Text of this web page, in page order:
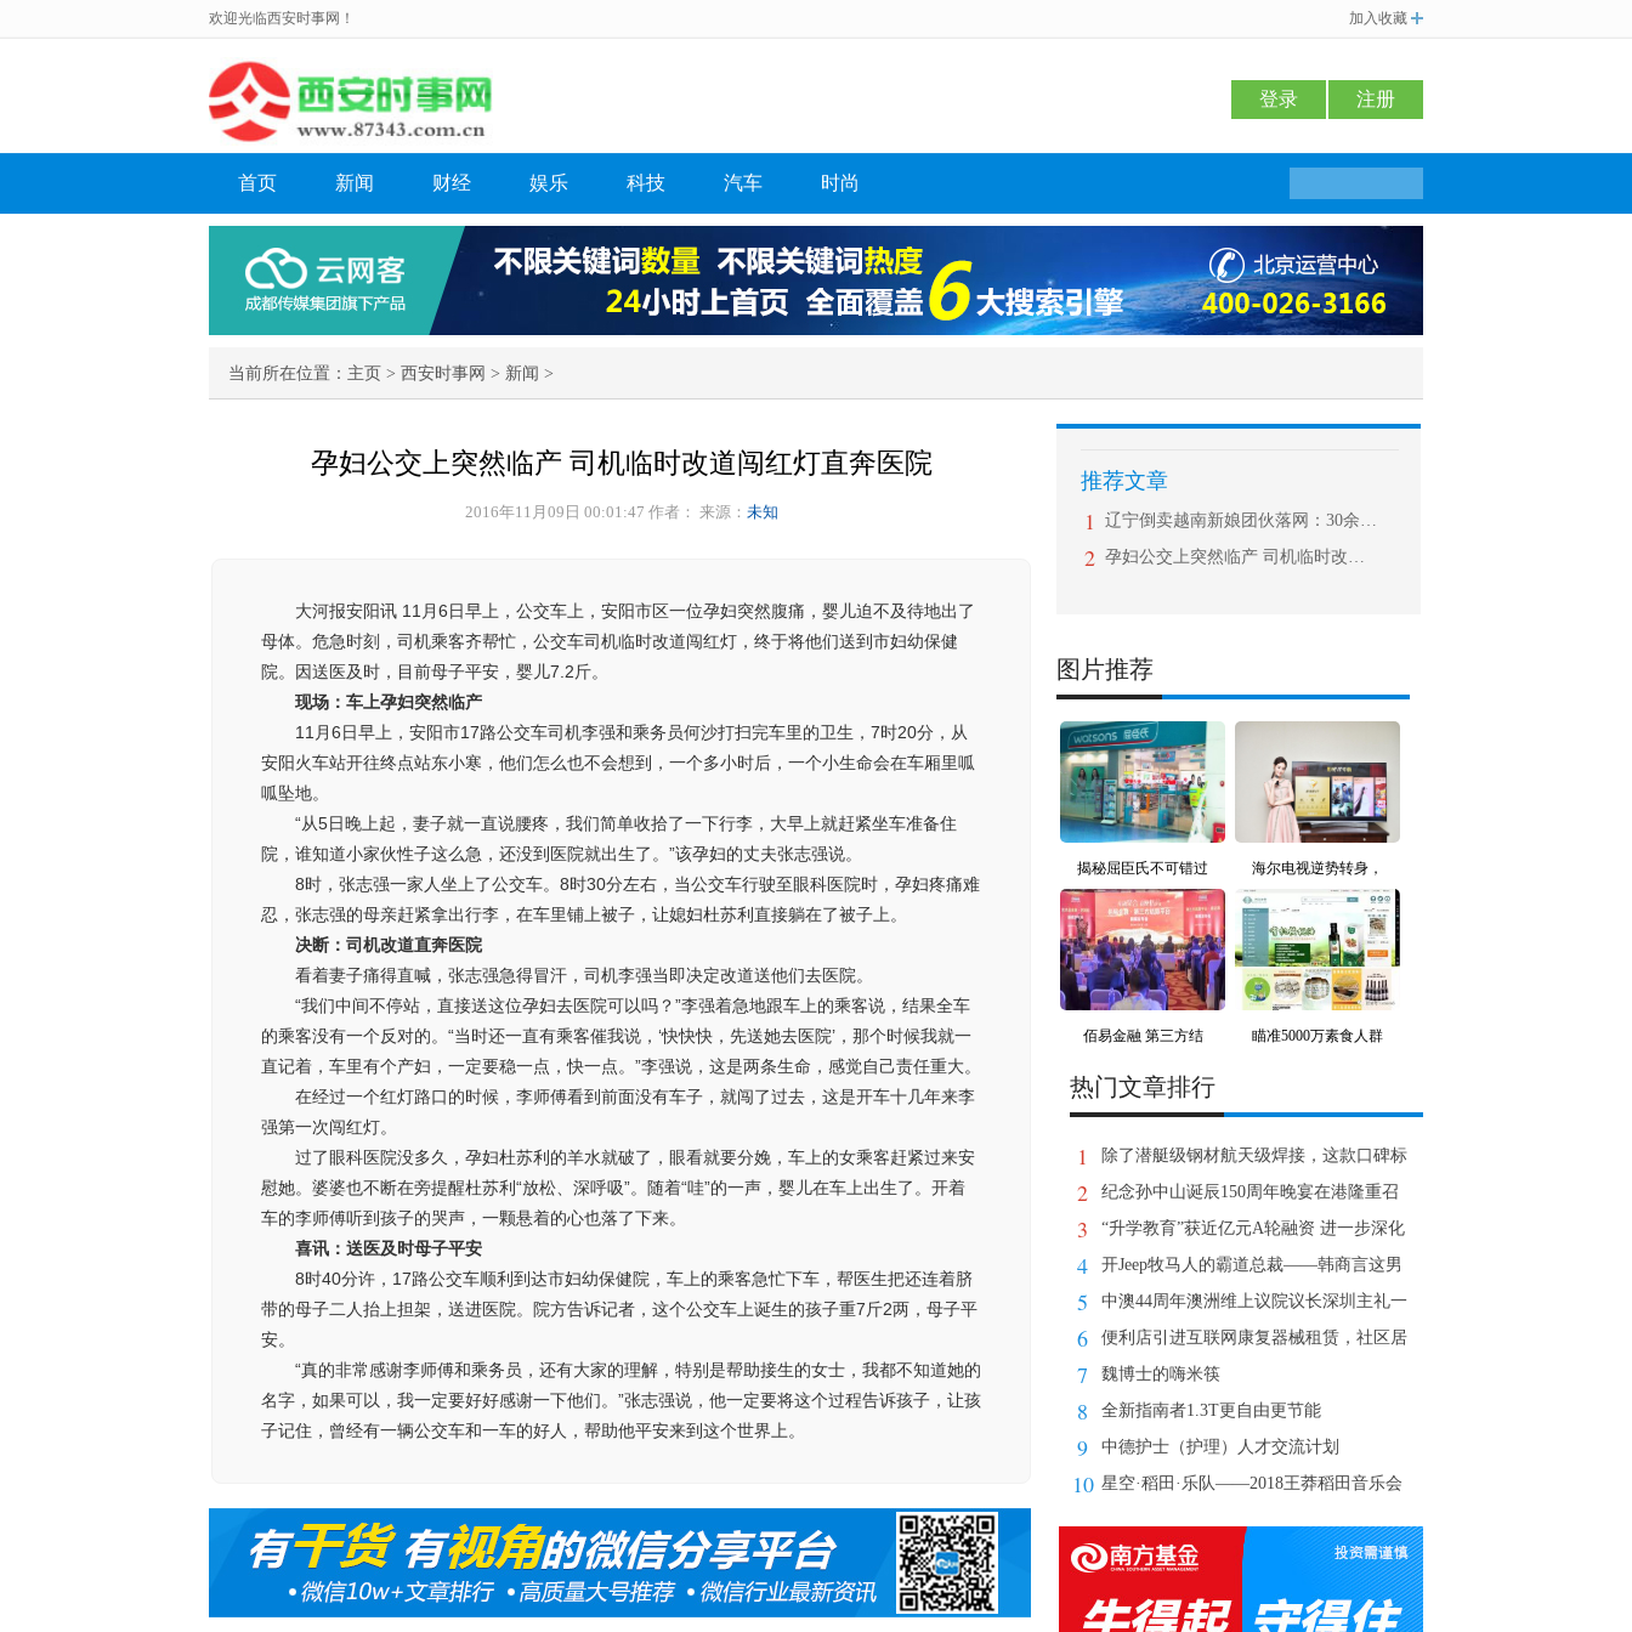
欢迎光临西安时事网！ 加入收藏
登录 注册
首页 新闻 财经 娱乐 科技 汽车 时尚
当前所在位置： 主页 > 西安时事网 > 新闻 >
孕妇公交上突然临产 司机临时改道闯红灯直奔医院
2016年11月09日 00:01:47 作者： 来源： 未知
大河报安阳讯 11月6日早上，公交车上，安阳市区一位孕妇突然腹痛，婴儿迫不及待地出了
母体。危急时刻，司机乘客齐帮忙，公交车司机临时改道闯红灯，终于将他们送到市妇幼保健
院。因送医及时，目前母子平安，婴儿7.2斤。
现场：车上孕妇突然临产
11月6日早上，安阳市17路公交车司机李强和乘务员何沙打扫完车里的卫生，7时20分，从
安阳火车站开往终点站东小寒，他们怎么也不会想到，一个多小时后，一个小生命会在车厢里呱
呱坠地。
“从5日晚上起，妻子就一直说腰疼，我们简单收拾了一下行李，大早上就赶紧坐车准备住
院，谁知道小家伙性子这么急，还没到医院就出生了。”该孕妇的丈夫张志强说。
8时，张志强一家人坐上了公交车。8时30分左右，当公交车行驶至眼科医院时，孕妇疼痛难
忍，张志强的母亲赶紧拿出行李，在车里铺上被子，让媳妇杜苏利直接躺在了被子上。
决断：司机改道直奔医院
看着妻子痛得直喊，张志强急得冒汗，司机李强当即决定改道送他们去医院。
“我们中间不停站，直接送这位孕妇去医院可以吗？”李强着急地跟车上的乘客说，结果全车
的乘客没有一个反对的。“当时还一直有乘客催我说，‘快快快，先送她去医院’，那个时候我就一
直记着，车里有个产妇，一定要稳一点，快一点。”李强说，这是两条生命，感觉自己责任重大。
在经过一个红灯路口的时候，李师傅看到前面没有车子，就闯了过去，这是开车十几年来李
强第一次闯红灯。
过了眼科医院没多久，孕妇杜苏利的羊水就破了，眼看就要分娩，车上的女乘客赶紧过来安
慰她。婆婆也不断在旁提醒杜苏利“放松、深呼吸”。随着“哇”的一声，婴儿在车上出生了。开着
车的李师傅听到孩子的哭声，一颗悬着的心也落了下来。
喜讯：送医及时母子平安
8时40分许，17路公交车顺利到达市妇幼保健院，车上的乘客急忙下车，帮医生把还连着脐
带的母子二人抬上担架，送进医院。院方告诉记者，这个公交车上诞生的孩子重7斤2两，母子平
安。
“真的非常感谢李师傅和乘务员，还有大家的理解，特别是帮助接生的女士，我都不知道她的
名字，如果可以，我一定要好好感谢一下他们。”张志强说，他一定要将这个过程告诉孩子，让孩
子记住，曾经有一辆公交车和一车的好人，帮助他平安来到这个世界上。
推荐文章
1 辽宁倒卖越南新娘团伙落网：30余位“新娘”被卖
2 孕妇公交上突然临产 司机临时改道闯红灯直奔医院
图片推荐
揭秘屈臣氏不可错过 海尔电视逆势转身，
佰易金融 第三方结 瞄准5000万素食人群
热门文章排行
1
除了潜艇级钢材航天级焊接，这款口碑标
杆的SUV凭
2
纪念孙中山诞辰150周年晚宴在港隆重召
开
3
“升学教育”获近亿元A轮融资 进一步深化
内容打造
4
开Jeep牧马人的霸道总裁——韩商言这男
人上头！
5
中澳44周年澳洲维上议院议长深圳主礼一
带一路启动
6
便利店引进互联网康复器械租赁，社区居
家养老更方
7 魏博士的嗨米筷
8 全新指南者1.3T更自由更节能
9 中德护士（护理）人才交流计划
10 星空·稻田·乐队——2018王莽稻田音乐会